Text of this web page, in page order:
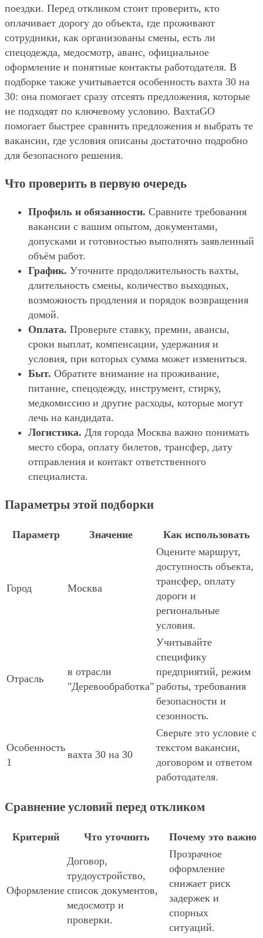
поездки. Перед откликом стоит проверить, кто
оплачивает дорогу до объекта, где проживают
сотрудники, как организованы смены, есть ли
спецодежда, медосмотр, аванс, официальное
оформление и понятные контакты работодателя. В
подборке также учитывается особенность вахта 30 на
30: она помогает сразу отсеять предложения, которые
не подходят по ключевому условию. ВахтаGO
помогает быстрее сравнить предложения и выбрать те
вакансии, где условия описаны достаточно подробно
для безопасного решения.
Что проверить в первую очередь
Профиль и обязанности. Сравните требования
вакансии с вашим опытом, документами,
допусками и готовностью выполнять заявленный
объём работ.
График. Уточните продолжительность вахты,
длительность смены, количество выходных,
возможность продления и порядок возвращения
домой.
Оплата. Проверьте ставку, премии, авансы,
сроки выплат, компенсации, удержания и
условия, при которых сумма может измениться.
Быт. Обратите внимание на проживание,
питание, спецодежду, инструмент, стирку,
медкомиссию и другие расходы, которые могут
лечь на кандидата.
Логистика. Для города Москва важно понимать
место сбора, оплату билетов, трансфер, дату
отправления и контакт ответственного
специалиста.
Параметры этой подборки
Параметр Значение Как использовать
Город Москва
Оцените маршрут,
доступность объекта,
трансфер, оплату
дороги и
региональные
условия.
Отрасль
в отрасли
"Деревообработка"
Учитывайте
специфику
предприятий, режим
работы, требования
безопасности и
сезонность.
Особенность
1
вахта 30 на 30
Сверьте это условие с
текстом вакансии,
договором и ответом
работодателя.
Сравнение условий перед откликом
Критерий Что уточнить Почему это важно
Оформление
Договор,
трудоустройство,
список документов,
медосмотр и
проверки.
Прозрачное
оформление
снижает риск
задержек и
спорных
ситуаций.